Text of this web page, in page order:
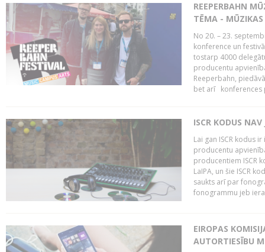
REEPERBAHN
TĒMA -
No 20. – 23.
konference un
tostarp 4000
producentu
Reeperbahn,
bet arī konferences
ISCR KODUS
Lai gan ISCR kodus
producentu
producentiem ISCR
LaIPA, un šie ISCR
saukts arī par
fonogrammu jeb
EIROPAS
AUTORTIESĪBU